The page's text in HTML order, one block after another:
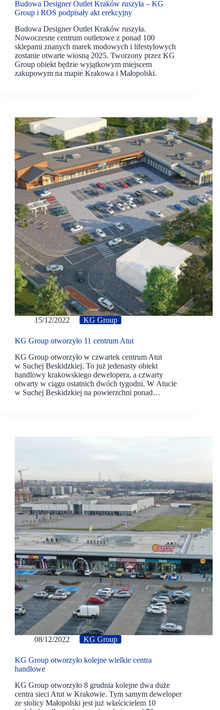
Budowa Designer Outlet Kraków ruszyła – KG
Group i ROS podpisały akt erekcyjny
Budowa Designer Outlet Kraków ruszyła.
Nowoczesne centrum outletowe z ponad 100
sklepami znanych marek modowych i lifestylowych
zostanie otwarte wiosną 2025. Tworzony przez KG
Group obiekt będzie wyjątkowym miejscem
zakupowym na mapie Krakowa i Małopolski.
15/12/2022 KG Group
KG Group otworzyło 11 centrum Atut
KG Group otworzyło w czwartek centrum Atut
w Suchej Beskidzkiej. To już jedenasty obiekt
handlowy krakowskiego dewelopera, a czwarty
otwarty w ciągu ostatnich dwóch tygodni. W Atucie
w Suchej Beskidzkiej na powierzchni ponad…
08/12/2022 KG Group
KG Group otworzyło kolejne wielkie centra
handlowe
KG Group otworzyło 8 grudnia kolejne dwa duże
centra sieci Atut w Krakowie. Tym samym deweloper
ze stolicy Małopolski jest już właścicielem 10